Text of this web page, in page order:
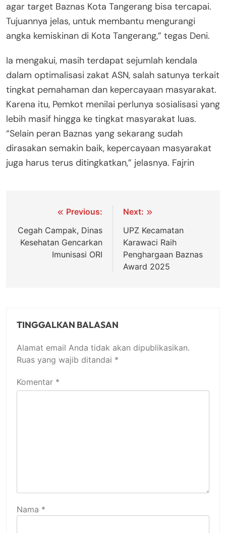
agar target Baznas Kota Tangerang bisa tercapai.
Tujuannya jelas, untuk membantu mengurangi
angka kemiskinan di Kota Tangerang,” tegas Deni.
Ia mengakui, masih terdapat sejumlah kendala
dalam optimalisasi zakat ASN, salah satunya terkait
tingkat pemahaman dan kepercayaan masyarakat.
Karena itu, Pemkot menilai perlunya sosialisasi yang
lebih masif hingga ke tingkat masyarakat luas.
“Selain peran Baznas yang sekarang sudah
dirasakan semakin baik, kepercayaan masyarakat
juga harus terus ditingkatkan,” jelasnya. Fajrin
Navigasi
pos
Previous:
Cegah Campak, Dinas
Kesehatan Gencarkan
Imunisasi ORI
Next:
UPZ Kecamatan
Karawaci Raih
Penghargaan Baznas
Award 2025
TINGGALKAN BALASAN
Alamat email Anda tidak akan dipublikasikan.
Ruas yang wajib ditandai *
Komentar *
Nama *